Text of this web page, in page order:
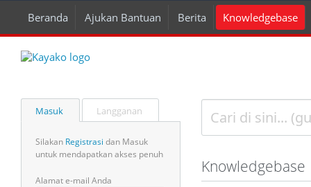
Beranda Ajukan Bantuan Berita Knowledgebase
Masuk Langganan
Silakan Registrasi dan Masuk
untuk mendapatkan akses penuh
Alamat e-mail Anda
Knowledgebase